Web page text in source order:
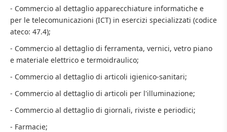
- Commercio al dettaglio apparecchiature informatiche e
per le telecomunicazioni (ICT) in esercizi specializzati (codice
ateco: 47.4);
- Commercio al dettaglio di ferramenta, vernici, vetro piano
e materiale elettrico e termoidraulico;
- Commercio al dettaglio di articoli igienico-sanitari;
- Commercio al dettaglio di articoli per l'illuminazione;
- Commercio al dettaglio di giornali, riviste e periodici;
- Farmacie;